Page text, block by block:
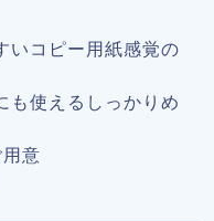
いコピー用紙感覚の
も使えるしっかりめ
意